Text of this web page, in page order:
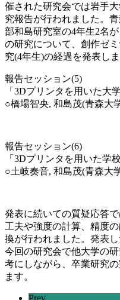
催された研究会では岩手
究報告が行われました。
部和島研究室の4年生2名
の研究について、創作ゼ
究(4年生)の経過を発表しま
報告セッション(5)
「3Dプリンタを用いた大
○橋場智央, 和島茂(青森大
報告セッション(6)
「3Dプリンタを用いた学
○土岐奏音, 和島茂(青森大
発表に続いての質疑応答
工夫や強度の計算、精度
換が行われました。発表
今回の研究会で他大学の
考にしながら、卒業研究
ます。
Prev